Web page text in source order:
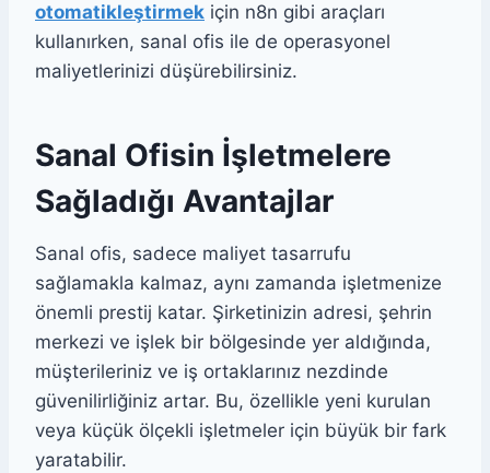
otomatikleştirmek için n8n gibi araçları
kullanırken, sanal ofis ile de operasyonel
maliyetlerinizi düşürebilirsiniz.
Sanal Ofisin İşletmelere
Sağladığı Avantajlar
Sanal ofis, sadece maliyet tasarrufu
sağlamakla kalmaz, aynı zamanda işletmenize
önemli prestij katar. Şirketinizin adresi, şehrin
merkezi ve işlek bir bölgesinde yer aldığında,
müşterileriniz ve iş ortaklarınız nezdinde
güvenilirliğiniz artar. Bu, özellikle yeni kurulan
veya küçük ölçekli işletmeler için büyük bir fark
yaratabilir.